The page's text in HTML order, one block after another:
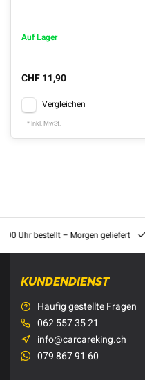
Auf Lager
CHF 11,90
Vergleichen
* Inkl. MwSt.
Uhr bestellt – Morgen geliefert
KUNDENDIENST
Häufig gestellte Fragen
062 557 35 21
info@carcareking.ch
079 867 91 60